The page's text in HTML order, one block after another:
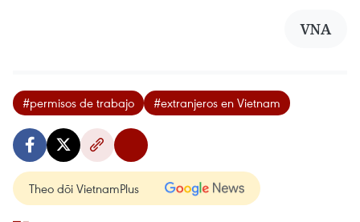
VNA
#permisos de trabajo #extranjeros en Vietnam
Theo dõi VietnamPlus